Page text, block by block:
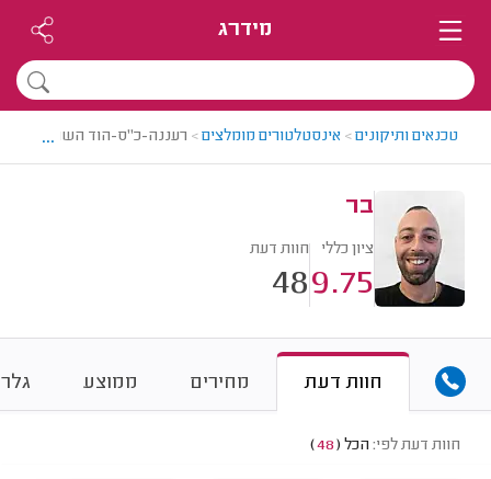
מידרג
טכנאים ותיקונים> אינסטלטורים מומלצים> רעננה-כ"ס-הוד השרון >
...
בר
ציון כללי
9.75
חוות דעת
48
חוות דעת מחירים ממוצע
חוות דעת לפי: הכל (
48
)